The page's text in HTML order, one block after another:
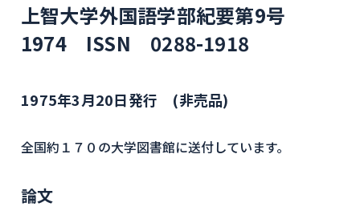
上智大学外国語学部紀要第9号
1974 ISSN 0288-1918
1975年3月20日発行 (非売品)
全国約１７０の大学図書館に送付しています。
論文